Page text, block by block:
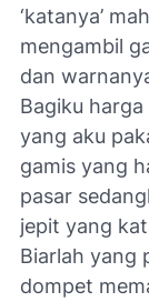
‘katanya’
mengambil
dan
Bagiku
yang aku
gamis yang
pasar
jepit yang
Biarlah yang
dompet